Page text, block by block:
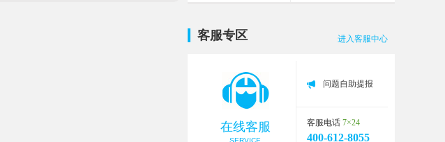
进入客服中心
客服专区
在线客服
SERVICE
问题自助提报
客服电话 7×24
400-612-8055